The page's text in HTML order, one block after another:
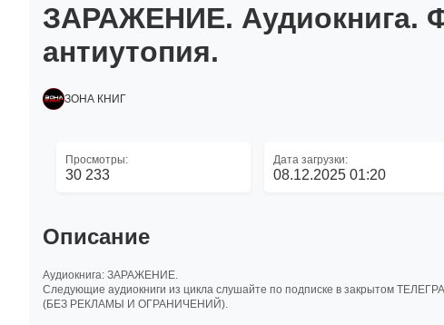
ЗАРАЖЕНИЕ. Аудиокнига.
антиутопия.
ЗОНА КНИГ
Просмотры:
30 233
Дата загрузки:
08.12.2025 01:20
Описание
Аудиокнига: ЗАРАЖЕНИЕ.
Следующие аудиокниги из цикла слушайте по подписке в закрытом
(БЕЗ РЕКЛАМЫ И ОГРАНИЧЕНИЙ).